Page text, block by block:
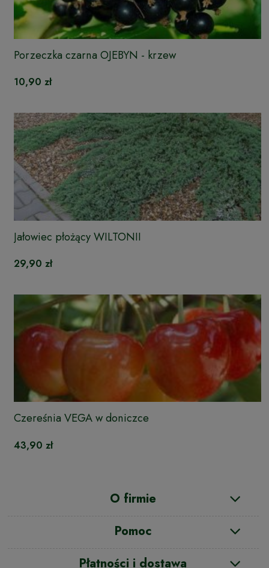
Porzeczka czarna OJEBYN - krzew
10,90 zł
Jałowiec płożący WILTONII
29,90 zł
Czereśnia VEGA w doniczce
43,90 zł
O firmie
Pomoc
Płatności i dostawa